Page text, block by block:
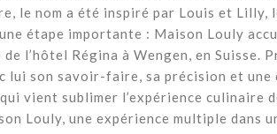
le nom a été inspiré par Louis et Lilly,
étape importante : Maison Louly
l’hôtel Régina à Wengen, en Suisse.
son savoir-faire, sa précision et une
vient sublimer l’expérience culinaire
Louly, une expérience multiple dans